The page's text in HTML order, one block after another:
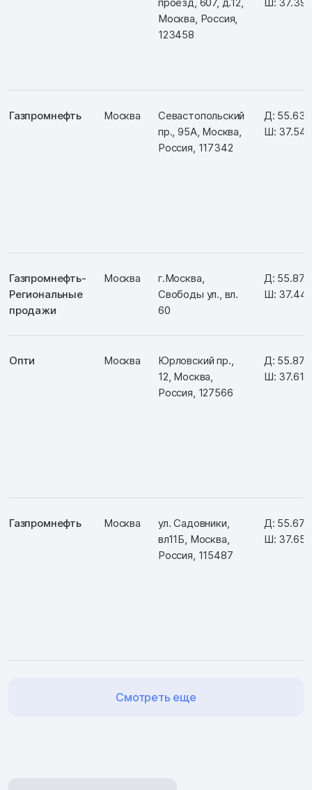
Москва, Россия,
123458
Газпромнефть Москва
Севастопольский
пр., 95А, Москва,
Россия, 117342
Д:
Ш:
Газпромнефть-
Региональные
продажи
Москва
г.Москва,
Свободы ул., вл.
60
Д:
Ш:
Опти Москва
Юрловский пр.,
12, Москва,
Россия, 127566
Д:
Ш:
Газпромнефть Москва
ул. Садовники,
вл11Б, Москва,
Россия, 115487
Д:
Ш:
Смотреть еще